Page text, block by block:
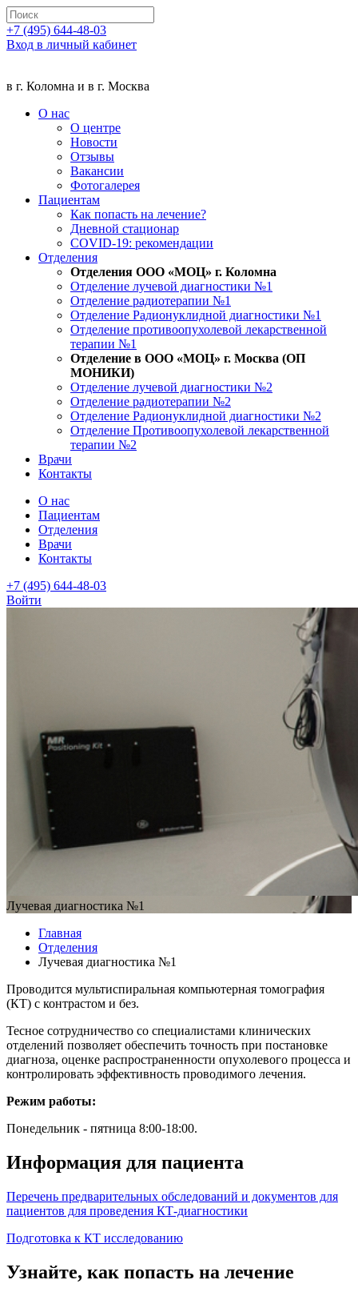
+7 (495) 644-48-03
Вход в личный кабинет
в г. Коломна и в г. Москва
О нас
О центре
Новости
Отзывы
Вакансии
Фотогалерея
Пациентам
Как попасть на лечение?
Дневной стационар
COVID-19: рекомендации
Отделения
Отделения ООО «МОЦ» г. Коломна
Отделение лучевой диагностики №1
Отделение радиотерапии №1
Отделение Радионуклидной диагностики №1
Отделение противоопухолевой лекарственной
терапии №1
Отделение в ООО «МОЦ» г. Москва (ОП
МОНИКИ)
Отделение лучевой диагностики №2
Отделение радиотерапии №2
Отделение Радионуклидной диагностики №2
Отделение Противоопухолевой лекарственной
терапии №2
Врачи
Контакты
О нас
Пациентам
Отделения
Врачи
Контакты
+7 (495) 644-48-03
Войти
Лучевая диагностика №1
Главная
Отделения
Лучевая диагностика №1
Проводится мультиспиральная компьютерная томография
(КТ) с контрастом и без.
Тесное сотрудничество со специалистами клинических
отделений позволяет обеспечить точность при постановке
диагноза, оценке распространенности опухолевого процесса и
контролировать эффективность проводимого лечения.
Режим работы:
Понедельник - пятница 8:00-18:00.
Информация для пациента
Перечень предварительных обследований и документов для
пациентов для проведения КТ-диагностики
Подготовка к КТ исследованию
Узнайте, как попасть на лечение